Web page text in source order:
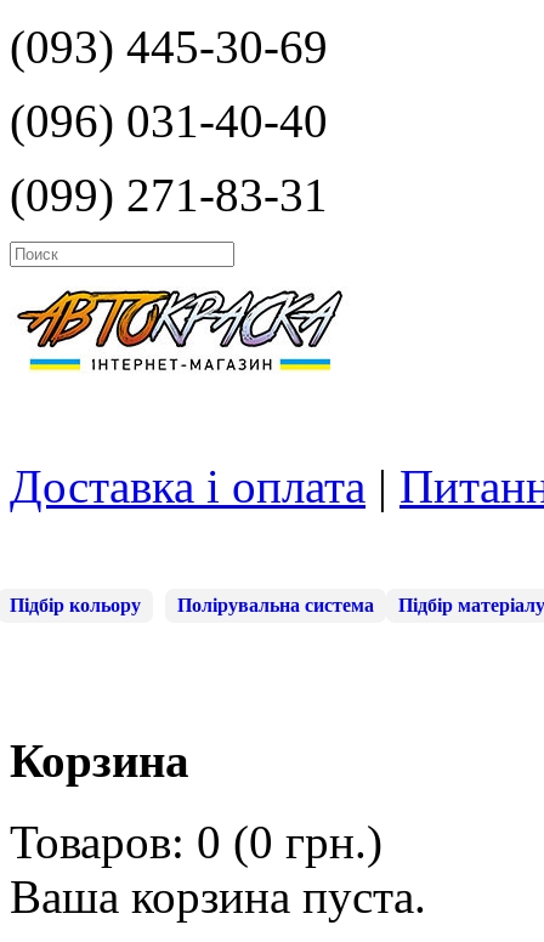
(093) 445-30-69
(096) 031-40-40
(099) 271-83-31
Доставка і оплата |
Підбір кольору Полірувальна система Підбір матеріалу
Корзина
Товаров: 0 (0 грн.)
Ваша корзина пуста.